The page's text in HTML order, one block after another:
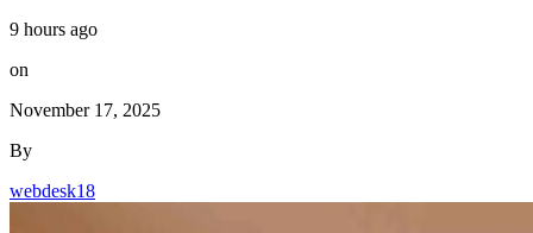
9 hours ago
on
November 17, 2025
By
webdesk18